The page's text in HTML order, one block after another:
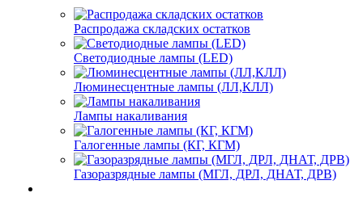
Распродажа складских остатков
Светодиодные лампы (LED)
Люминесцентные лампы (ЛЛ,КЛЛ)
Лампы накаливания
Галогенные лампы (КГ, КГМ)
Газоразрядные лампы (МГЛ, ДРЛ, ДНАТ, ДРВ)